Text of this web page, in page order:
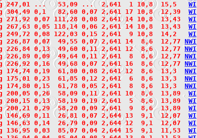
Cyg 247,01 ...   53,09 ...  2,641  1 10,8  15,5 WI
304,49 0,1   82,60 0,07 2,641 17 10,8  12,39 WI
271,92 0,07 111,28 0,08 2,641 14 10,8  13,43 WI
267,63 0,05 118,14 0,06 2,641 14 10,8  13,43 WI
249,72 0,08 122,03 0,15 2,641  9 10,8  14,2 WI
226,87 0,07  49,55 0,07 2,641 14  8,6  12,77 NWI
226,84 0,13  49,60 0,11 2,641 12  8,6  12,77 NWI
226,89 0,09  49,64 0,11 2,641  8  8,6  12,77 NWI
226,92 0,16  49,68 0,07 2,641 16  8,6  12,77 NWI
174,74 0,19  61,80 0,08 2,641 12  8,6  13,3 NWI
175,01 0,23  61,85 0,12 2,641  6  8,6  13,3 NWI
174,80 0,15  61,78 0,05 2,641  8  8,6  13,3 NWI
200,05 0,26  58,09 0,11 2,641 10  8,6  13,89 WI
200,15 0,13  58,19 0,19 2,641  5  8,6  13,89 WI
200,21 0,29  58,20 0,09 2,641  9  8,6  13,89 WI
146,69 0,11  26,81 0,07 2,644 13  9,1  12,07 WI
146,63 0,14  26,79 0,09 2,644 12  9,1  12,07 WI
136,95 0,03  85,07 0,04 2,644 15  9,1  11,53 WI